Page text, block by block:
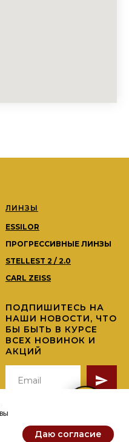
Даю согласие
ЛИНЗЫ
ESSILOR
ПРОГРЕССИВНЫЕ ЛИНЗЫ
STELLEST 2 / 2.0
CARL ZEISS
ПОДПИШИТЕСЬ НА
НАШИ НОВОСТИ, ЧТО
БЫ БЫТЬ В КУРСЕ
ВСЕХ НОВИНОК И
АКЦИЙ
согласие на обработку
соответсвии с политикой
конфиденциальности